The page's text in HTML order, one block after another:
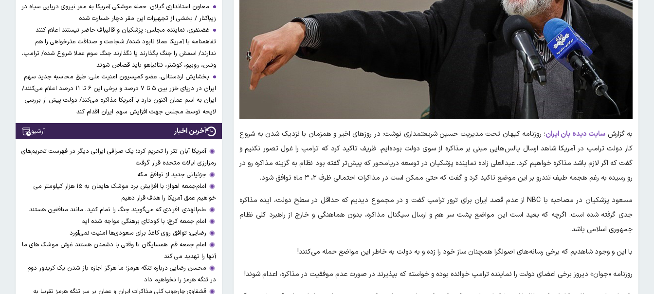
به گزارش سایت دیده بان ایران؛ روزنامه کیهان تحت مدیریت حسین شریعتمداری نوشت: در روز‌های اخیر و همزمان با نزدیک شدن به شروع
کار دولت ترامپ در آمریکا شاهد ارسال پالس‌هایی مبنی بر مذاکره از سوی دولت بوده‌ایم. ظریف تاکید کرد که ترامپ را غول تصور نکنیم و
گفت که اگر لازم باشد مذاکره خواهیم کرد. عبدالعلی زاده نماینده پزشکیان در توسعه دریامحور که پیش‌تر گفته بود نظام به گزینه مذاکره رو در
رو رسیده به رغم هجمه طیف تندرو بر این موضع تاکید کرد و گفت که حتی ممکن است در مذاکرات احتمالی ظرف ۲، ۳ ماه توافق شود.
مسعود پزشکیان در مصاحبه با NBC از عدم قصد ایران برای ترور ترامپ گفت و در مجموع دیدیم که حداقل در سطح دولت، ایده مذاکره
جدی گرفته شده است. اگرچه که بعید است این مواضع پشت سر هم و ارسال سیگنال مذاکره، بدون هماهنگی و خارج از راهبرد کلی نظام
جمهوری اسلامی باشد.
با این و وجود شاهدیم که برخی رسانه‌های اصولگرا همچنان ساز خود را زده و به دولت به خاطر این مواضع حمله می‌کنند!
روزنامه «جوان» دیروز برخی اعضای دولت را نماینده ترامپ خوانده بوده و خواسته که بپذیرند در صورت عدم موفقیت در مذاکره، اعدام شوند!
معاون استانداری گیلان: حمله موشکی آمریکا به مقر نیروی دریایی سپاه در
زیباکنار / بخشی از تجهیزات این مقر دچار خسارت شده
غضنفری، نماینده مجلس: پزشکیان و قالیباف حاضر نیستند اعلام کنند
تفاهمنامه با آمریکا عملا نابود شده/ شجاعت و صداقت عذرخواهی را هم
ندارند/ اسمش را جنگ بگذارند یا نگذارند جنگ سوم عملا شروع شده/ ترامپ،
ونس، روبیو، کوشنر، نتانیاهو باید قصاص شوند
بخشایش اردستانی، عضو کمیسیون امنیت ملی: طبق محاسبه جدید سهم
ایران در دریای خزر بین ۵ تا ۷ درصد و برخی این ۶ تا ۱۱ درصد اعلام می‌کنند/
ایران به اسم عمان اکنون دارد با آمریکا مذاکره می‌کند/ دولت پیش از بررسی
لایحه توسط مجلس جهت افزایش سهم ایران اقدام کند
آخرین اخبار آرشیو
آمریکا آبان تتر را تحریم کرد؛ یک صرافی ایرانی دیگر در فهرست تحریم‌های
رمزارزی ایالات متحده قرار گرفت
جزئیاتی جدید از توافق مکه
امام‌جمعه اهواز: با افزایش برد موشک هایمان به ۱۵ هزار کیلومتر می
خواهیم عمق آمریکا را هدف قرار دهیم
علم‌الهدی: افرادی که می‌گویند جنگ را تمام کنید، مانند منافقین هستند
امام جمعه کرج: با کودتای برهنگی مواجه شده ایم
رضایی: توافق روی کاغذ برای سعودی‌ها امنیت نمی‌آورد
امام جمعه قم: همسایگان تا وقتی با دشمنان هستند غرش موشک های ما
آنها را تهدید می کند
محسن رضایی درباره تنگه هرمز؛ ما هرگز اجازه باز شدن یک کریدور دوم
در تنگه هرمز را نخواهیم داد
قشقاوی:چارچوب کلی مذاکرات ایران و عمان بر سر تنگه هرمز تقریبا به